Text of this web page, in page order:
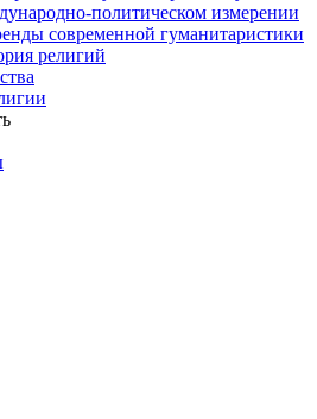
политическом измерении
современной гуманитаристики
религий